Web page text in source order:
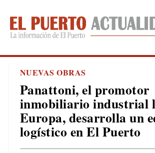
NUEVAS OBRAS
Panattoni, el promotor
inmobiliario industrial
Europa, desarrolla un
logístico en El Puerto